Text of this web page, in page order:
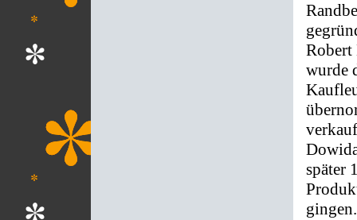
Robert
wurde
später
gingen.